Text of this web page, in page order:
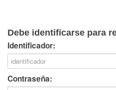
Debe identificarse para
Identificador:
Contraseña: